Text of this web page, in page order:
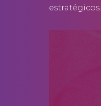
estratégicos.